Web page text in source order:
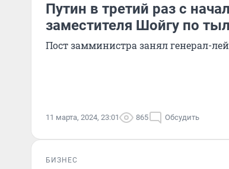
Путин в третий раз с
заместителя Шойгу по
Пост замминистра занял генерал-
11 марта, 2024, 23:01 865 Обсудить
БИЗНЕС